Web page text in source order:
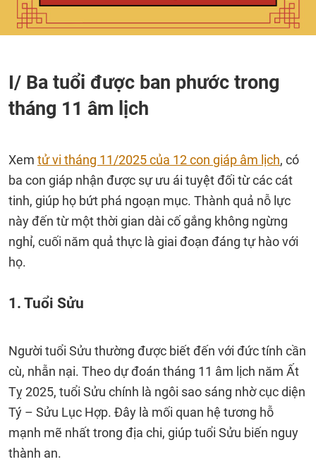
I/ Ba tuổi được ban phước trong
tháng 11 âm lịch
Xem tử vi tháng 11/2025 của 12 con giáp âm lịch, có
ba con giáp nhận được sự ưu ái tuyệt đối từ các cát
tinh, giúp họ bứt phá ngoạn mục. Thành quả nỗ lực
này đến từ một thời gian dài cố gắng không ngừng
nghỉ, cuối năm quả thực là giai đoạn đáng tự hào với
họ.
1. Tuổi Sửu
Người tuổi Sửu thường được biết đến với đức tính cần
cù, nhẫn nại. Theo dự đoán tháng 11 âm lịch năm Ất
Tỵ 2025, tuổi Sửu chính là ngôi sao sáng nhờ cục diện
Tý – Sửu Lục Hợp. Đây là mối quan hệ tương hỗ
mạnh mẽ nhất trong địa chi, giúp tuổi Sửu biến nguy
thành an.